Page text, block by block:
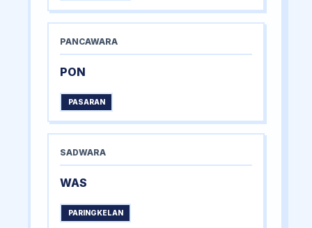
PANCAWARA
PON
PASARAN
SADWARA
WAS
PARINGKELAN